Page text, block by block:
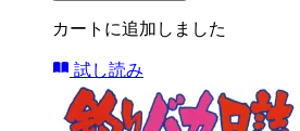
カートに追加しました
試し読み